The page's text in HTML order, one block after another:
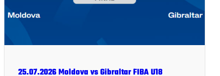
25.07.2026 Moldova vs Gibraltar FIBA U18